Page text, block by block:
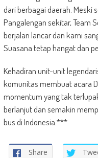
dari berbagai daerah. Meski
Pangalengan sekitar, Team
berjalan lancar dan kami
Suasana tetap hangat dan
Kehadiran unit-unit
komunitas membuat acara
momentum yang tak
berlanjut dan semakin
bus di Indonesia.***
Share